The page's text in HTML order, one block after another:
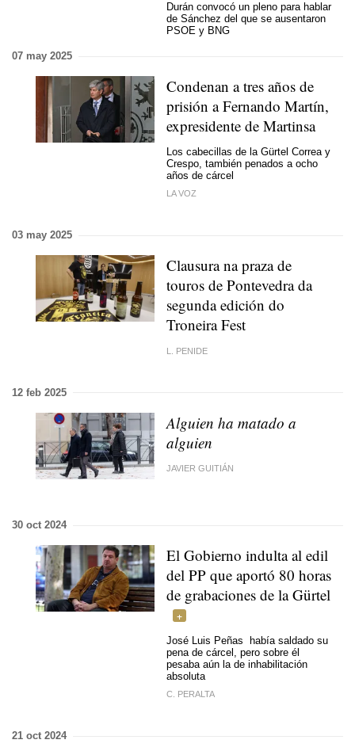
Durán convocó un pleno para hablar
de Sánchez del que se ausentaron
PSOE y BNG
07 may 2025
Condenan a tres años de
prisión a Fernando Martín,
expresidente de Martinsa
Los cabecillas de la Gürtel Correa y
Crespo, también penados a ocho
años de cárcel
LA VOZ
03 may 2025
Clausura na praza de
touros de Pontevedra da
segunda edición do
Troneira Fest
L. PENIDE
12 feb 2025
Alguien ha matado a
alguien
JAVIER GUITIÁN
30 oct 2024
El Gobierno indulta al edil
del PP que aportó 80 horas
de grabaciones de la Gürtel
José Luis Peñas había saldado su
pena de cárcel, pero sobre él
pesaba aún la de inhabilitación
absoluta
C. PERALTA
21 oct 2024